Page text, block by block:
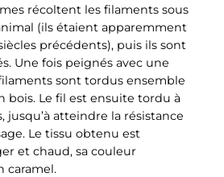
récoltent les filaments sous
(ils étaient apparemment
précédents), puis ils sont
Une fois peignés avec une
sont tordus ensemble
bois. Le fil est ensuite tordu à
jusqu’à atteindre la résistance
Le tissu obtenu est
et chaud, sa couleur
caramel.